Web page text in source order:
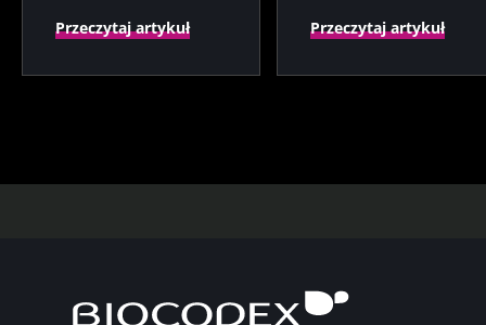
Przeczytaj artykuł
Przeczytaj artykuł